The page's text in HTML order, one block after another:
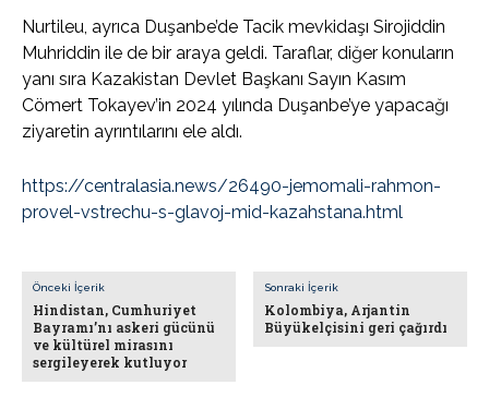
Nurtileu, ayrıca Duşanbe’de Tacik mevkidaşı Sirojiddin
Muhriddin ile de bir araya geldi. Taraflar, diğer konuların
yanı sıra Kazakistan Devlet Başkanı Sayın Kasım
Cömert Tokayev’in 2024 yılında Duşanbe’ye yapacağı
ziyaretin ayrıntılarını ele aldı.
https://centralasia.news/26490-jemomali-rahmon-
provel-vstrechu-s-glavoj-mid-kazahstana.html
Önceki İçerik
Hindistan, Cumhuriyet
Bayramı’nı askeri gücünü
ve kültürel mirasını
sergileyerek kutluyor
Sonraki İçerik
Kolombiya, Arjantin
Büyükelçisini geri çağırdı